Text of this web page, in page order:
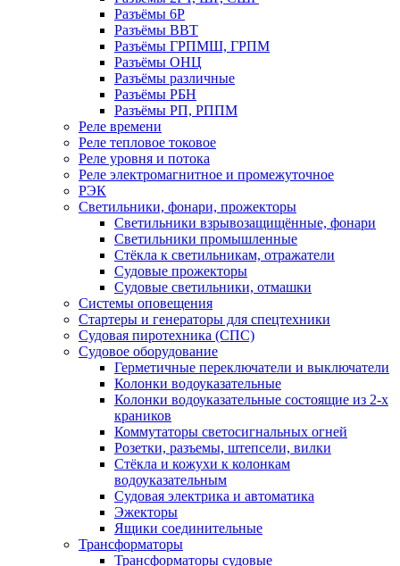
Разъёмы 6Р
Разъёмы ВВТ
Разъёмы ГРПМШ, ГРПМ
Разъёмы ОНЦ
Разъёмы различные
Разъёмы РБН
Разъёмы РП, РППМ
Реле времени
Реле тепловое токовое
Реле уровня и потока
Реле электромагнитное и промежуточное
РЭК
Светильники, фонари, прожекторы
Светильники взрывозащищённые, фонари
Светильники промышленные
Стёкла к светильникам, отражатели
Судовые прожекторы
Судовые светильники, отмашки
Системы оповещения
Стартеры и генераторы для спецтехники
Судовая пиротехника (СПС)
Судовое оборудование
Герметичные переключатели и выключатели
Колонки водоуказательные
Колонки водоуказательные состоящие из 2-х
краников
Коммутаторы светосигнальных огней
Розетки, разъемы, штепсели, вилки
Стёкла и кожухи к колонкам
водоуказательным
Судовая электрика и автоматика
Эжекторы
Ящики соединительные
Трансформаторы
Трансформаторы судовые